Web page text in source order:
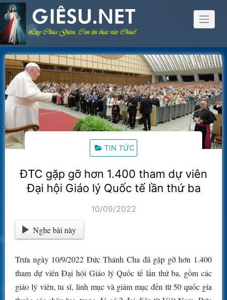
Skip
to
content
TIN TỨC
ĐTC gặp gỡ hơn 1.400 tham dự viên
Đại hội Giáo lý Quốc tế lần thứ ba
10/09/2022
Nghe bài này
Trưa ngày 10/9/2022 Đức Thánh Cha đã gặp gỡ hơn 1.400
tham dự viên Đại hội Giáo lý Quốc tế lần thứ ba, gồm các
giáo lý viên, tu sĩ, linh mục và giám mục đến từ 50 quốc gia